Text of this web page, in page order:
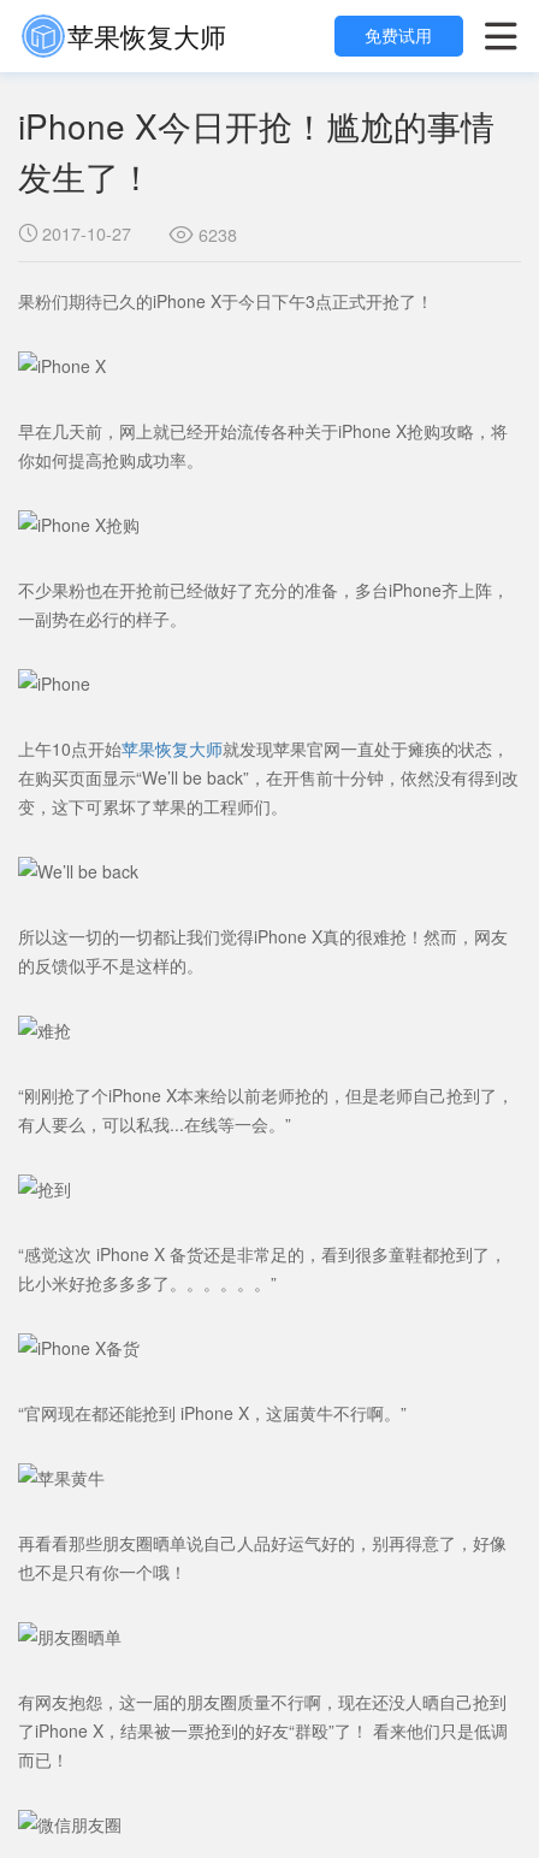
苹果恢复大师 
免费试用
iPhone X今日开抢！尴尬的事情
发生了！
 2017-10-27  6238
果粉们期待已久的iPhone X于今日下午3点正式开抢了！
早在几天前，网上就已经开始流传各种关于iPhone X抢购攻略，将
你如何提高抢购成功率。
不少果粉也在开抢前已经做好了充分的准备，多台iPhone齐上阵，
一副势在必行的样子。
上午10点开始苹果恢复大师就发现苹果官网一直处于瘫痪的状态，
在购买页面显示“We’ll be back”，在开售前十分钟，依然没有得到改
变，这下可累坏了苹果的工程师们。
所以这一切的一切都让我们觉得iPhone X真的很难抢！然而，网友
的反馈似乎不是这样的。
“刚刚抢了个iPhone X本来给以前老师抢的，但是老师自己抢到了，
有人要么，可以私我...在线等一会。”
“感觉这次 iPhone X 备货还是非常足的，看到很多童鞋都抢到了，
比小米好抢多多多了。。。。。。”
“官网现在都还能抢到 iPhone X，这届黄牛不行啊。”
再看看那些朋友圈晒单说自己人品好运气好的，别再得意了，好像
也不是只有你一个哦！
有网友抱怨，这一届的朋友圈质量不行啊，现在还没人晒自己抢到
了iPhone X，结果被一票抢到的好友“群殴”了！ 看来他们只是低调
而已！